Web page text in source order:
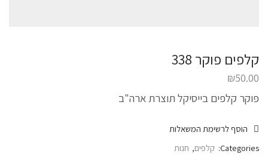
קלפים פוקר 338
₪50.00
פוקר קלפים בייסיקל תוצרת ארה"ב
הוסף לרשימת המשאלות
Categories: קלפים, חנות